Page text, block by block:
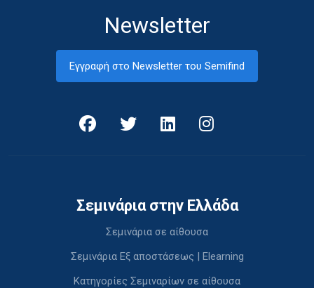
Newsletter
Εγγραφή στο Newsletter του Semifind
Σεμινάρια στην Ελλάδα
Σεμινάρια σε αίθουσα
Σεμινάρια Εξ αποστάσεως | Elearning
Κατηγορίες Σεμιναρίων σε αίθουσα